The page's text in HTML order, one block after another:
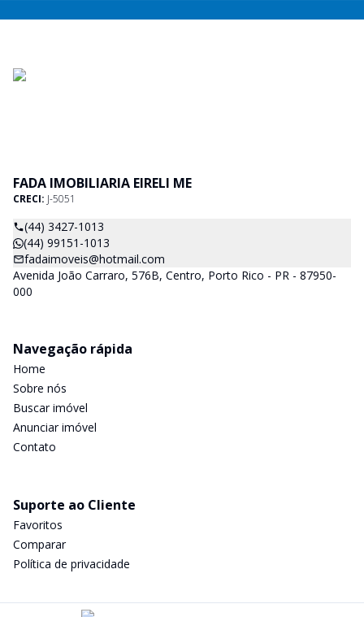
FADA IMOBILIARIA EIRELI ME
CRECI: J-5051
(44) 3427-1013
(44) 99151-1013
fadaimoveis@hotmail.com
Avenida João Carraro, 576B, Centro, Porto Rico - PR - 87950-
000
Navegação rápida
Home
Sobre nós
Buscar imóvel
Anunciar imóvel
Contato
Suporte ao Cliente
Favoritos
Comparar
Política de privacidade